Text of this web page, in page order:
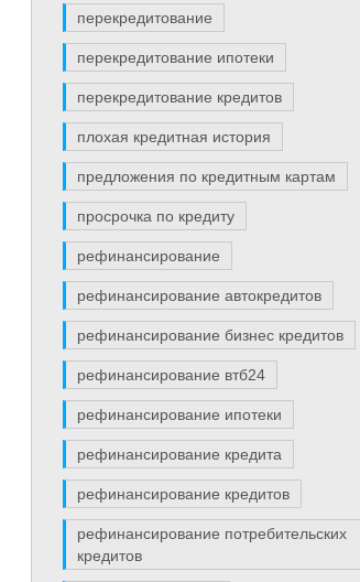
перекредитование
перекредитование ипотеки
перекредитование кредитов
плохая кредитная история
предложения по кредитным картам
просрочка по кредиту
рефинансирование
рефинансирование автокредитов
рефинансирование бизнес кредитов
рефинансирование втб24
рефинансирование ипотеки
рефинансирование кредита
рефинансирование кредитов
рефинансирование потребительских
кредитов